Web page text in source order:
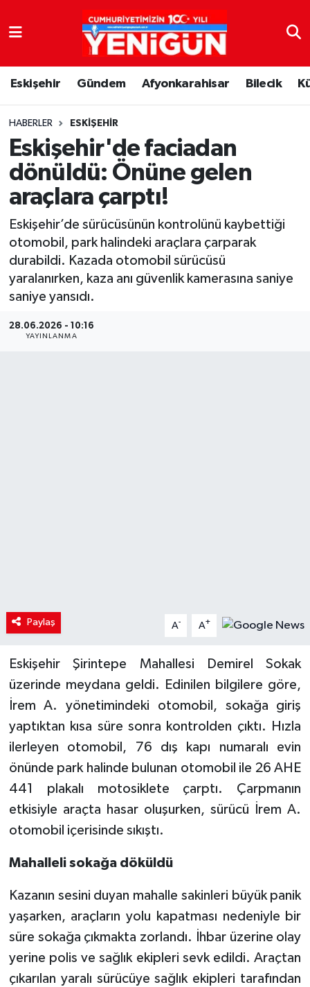
Eskişehir Gündem Afyonkarahisar Bilecik
HABERLER ESKIŞEHIR
Eskişehir'de faciadan
dönüldü: Önüne gelen
araçlara çarptı!
Eskişehir’de sürücüsünün kontrolünü kaybettiği
otomobil, park halindeki araçlara çarparak
durabildi. Kazada otomobil sürücüsü
yaralanırken, kaza anı güvenlik kamerasına saniye
saniye yansıdı.
28.06.2026 - 10:16
YAYINLANMA
Paylaş A- A+
Eskişehir Şirintepe Mahallesi Demirel Sokak
üzerinde meydana geldi. Edinilen bilgilere göre,
İrem A. yönetimindeki otomobil, sokağa giriş
yaptıktan kısa süre sonra kontrolden çıktı. Hızla
ilerleyen otomobil, 76 dış kapı numaralı evin
önünde park halinde bulunan otomobil ile 26 AHE
441 plakalı motosiklete çarptı. Çarpmanın
etkisiyle araçta hasar oluşurken, sürücü İrem A.
otomobil içerisinde sıkıştı.
Mahalleli sokağa döküldü
Kazanın sesini duyan mahalle sakinleri büyük panik
yaşarken, araçların yolu kapatması nedeniyle bir
süre sokağa çıkmakta zorlandı. İhbar üzerine olay
yerine polis ve sağlık ekipleri sevk edildi. Araçtan
çıkarılan yaralı sürücüye sağlık ekipleri tarafından
Nöbetçi Eczaneler
Hava Durumu
Trafik Durumu
Süper Lig Puan Durumu ve Fikstür
Tüm Manşetler
Son Dakika Haberleri
Haber Arşivi